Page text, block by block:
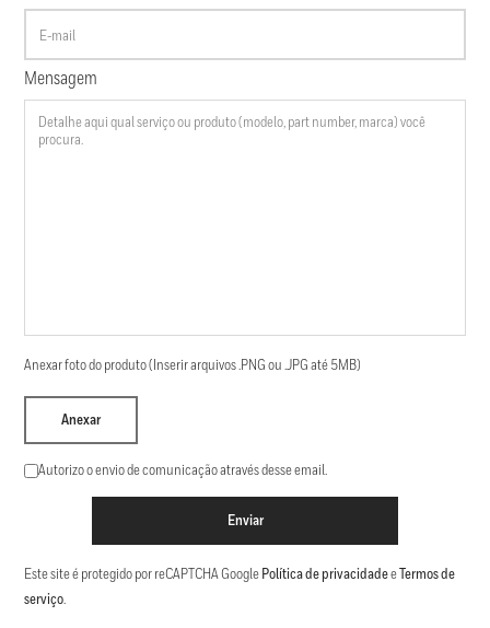
Mensagem
Anexar foto do produto (Inserir arquivos .PNG ou .JPG até 5MB)
Anexar
Autorizo o envio de comunicação através desse email.
Enviar
Este site é protegido por reCAPTCHA Google Política de privacidadee Termos de
serviço.